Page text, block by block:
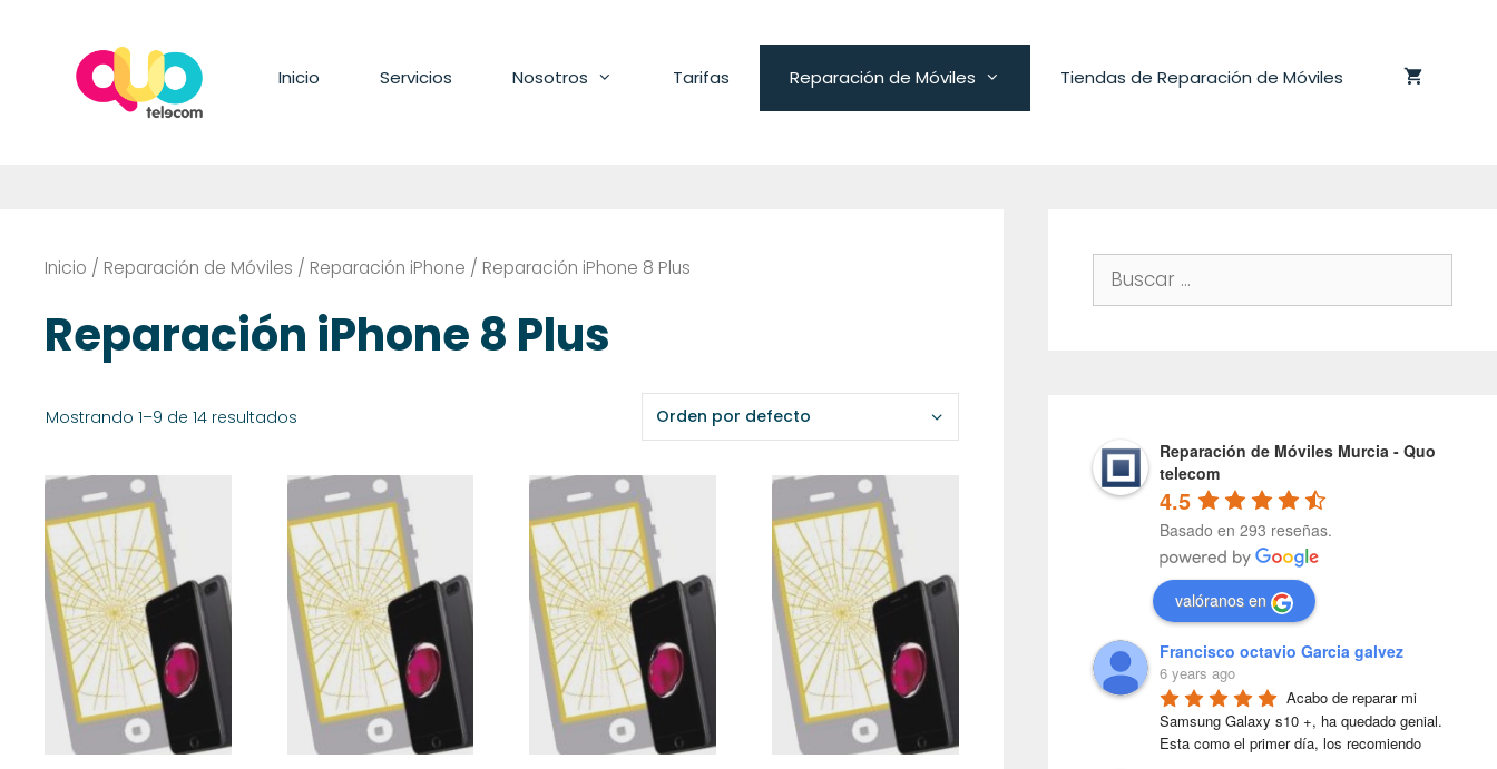
contenido
Inicio Servicios Nosotros Tarifas Reparación de Móviles Tiendas de Reparación de Móviles
Inicio / Reparación de Móviles / Reparación iPhone / Reparación iPhone 8 Plus
Reparación iPhone 8 Plus
Mostrando 1–9 de 14 resultados
Buscar:
Reparación de Móviles Murcia - Quo
telecom
4.5
Basado en 293 reseñas.
valóranos en
Francisco octavio Garcia galvez
6 years ago
Acabo de reparar mi
Samsung Galaxy s10 +, ha quedado genial.
Esta como el primer día, los recomiendo